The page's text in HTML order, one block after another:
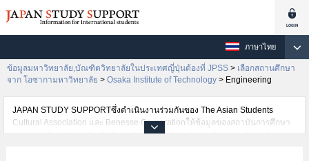
ภาษาไทย
ข้อมูลมหาวิทยาลัย,บัณฑิตวิทยาลัยในประเทศญี่ปุ่นต้องที่ JPSS > เลือกสถานศึกษา
จาก โอซากามหาวิทยาลัย > Osaka Institute of Technology > Engineering
JAPAN STUDY SUPPORTซึ่งดำเนินงานร่วมกันของ The Asian Students
Cultural Association และ Benesse Corporationให้ข้อมูลของสถาบันการศึกษา
ระดับมหาวิทยาลัย・บัณฑิตวิทยาลัย・วิทยาลัยระดับอนุปริญญา・วิทยาลัย